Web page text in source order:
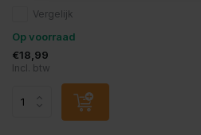
Vergelijk
Op voorraad
€18,99
Incl. btw